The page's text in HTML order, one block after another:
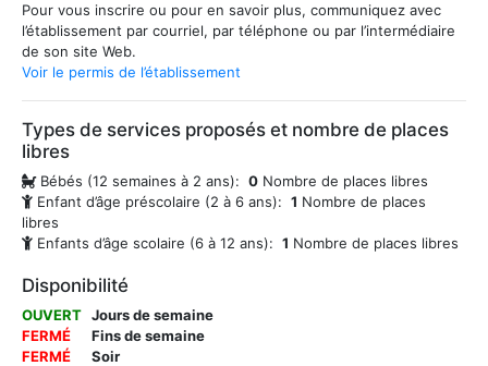
Pour vous inscrire ou pour en savoir plus, communiquez avec
l’établissement par courriel, par téléphone ou par l’intermédiaire
de son site Web.
Voir le permis de l’établissement
Types de services proposés et nombre de places
libres
Bébés (12 semaines à 2 ans): 0 Nombre de places libres
Enfant d’âge préscolaire (2 à 6 ans): 1 Nombre de places
libres
Enfants d’âge scolaire (6 à 12 ans): 1 Nombre de places libres
Disponibilité
OUVERT Jours de semaine
FERMÉ
Fins de semaine
FERMÉ
Soir